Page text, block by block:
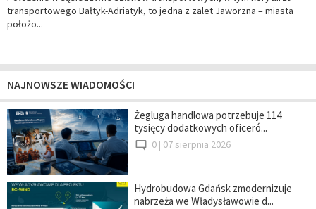
transportowego Bałtyk-Adriatyk, to jedna z zalet Jaworzna – miasta
położo...
NAJNOWSZE WIADOMOŚCI
Żegluga handlowa potrzebuje 114
tysięcy dodatkowych oficeró...
0 | 07 sierpnia 2026
Hydrobudowa Gdańsk zmodernizuje
nabrzeża we Władysławowie d...